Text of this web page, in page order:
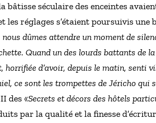
bâtisse séculaire des enceintes
réglages s’étaient poursuivis une
nous dûmes attendre un moment de
Quand un des lourds battants de
horrifiée d’avoir, depuis le matin, senti
ce sont les trompettes de Jéricho qui
des «Secrets et décors des hôtels
par la qualité et la finesse